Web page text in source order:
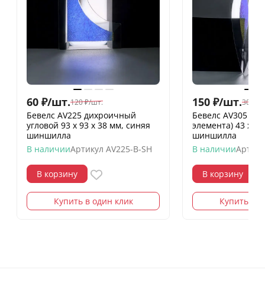
60 ₽/шт.120 ₽/шт.
Бевелс AV225 дихроичный
угловой 93 х 93 х 38 мм, синяя
шиншилла
В наличииАртикул AV225-B-SH
В корзину
Купить в один клик
150 ₽/шт.300
Бевелс AV305
элемента) 43 х
шиншилла
В наличии
В корзину
Купить в